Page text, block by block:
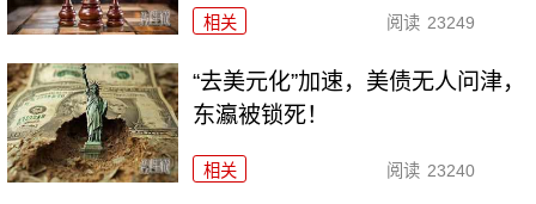
相关 阅读 23249
“去美元化”加速，美债无人问津，
东瀛被锁死！
相关 阅读 23240